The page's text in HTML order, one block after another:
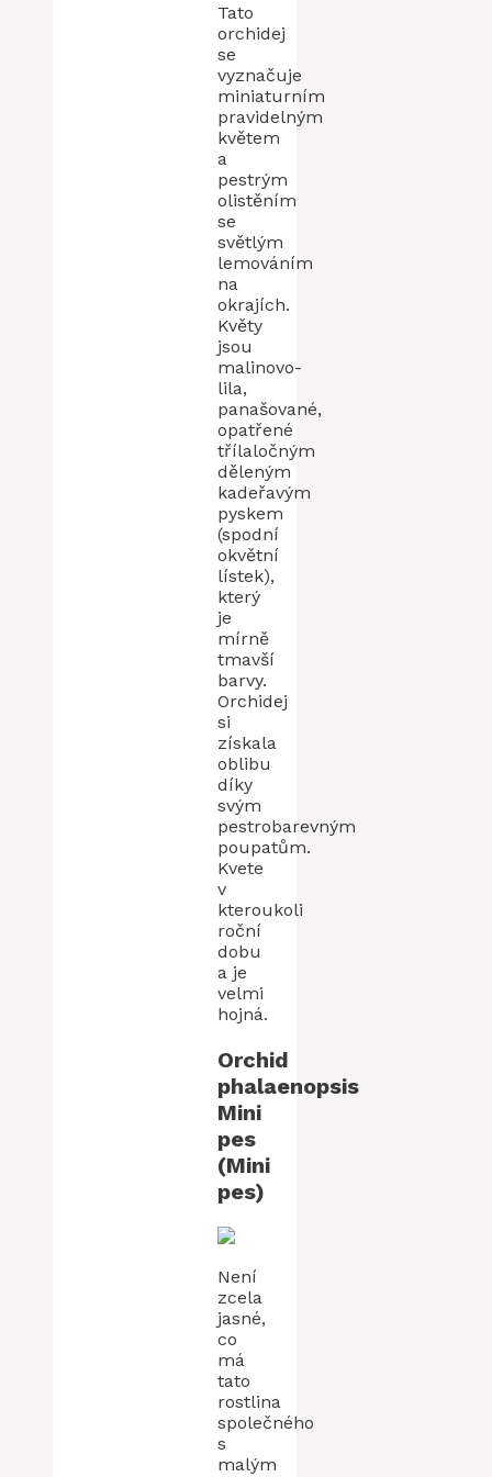
Tato
orchidej
se
vyznačuje
miniaturním
pravidelným
květem
a
pestrým
olistěním
se
světlým
lemováním
na
okrajích.
Květy
jsou
malinovo-
lila,
panašované,
opatřené
třílaločným
děleným
kadeřavým
pyskem
(spodní
okvětní
lístek),
který
je
mírně
tmavší
barvy.
Orchidej
si
získala
oblibu
díky
svým
pestrobarevným
poupatům.
Kvete
v
kteroukoli
roční
dobu
a je
velmi
hojná.
Orchid
phalaenopsis
Mini
pes
(Mini
pes)
Není
zcela
jasné,
co
má
tato
rostlina
společného
s
malým